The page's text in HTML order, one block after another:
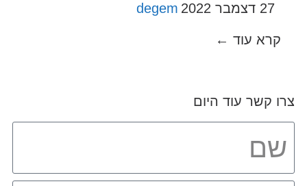
27 דצמבר 2022 degem
קרא עוד ←
צרו קשר עוד היום